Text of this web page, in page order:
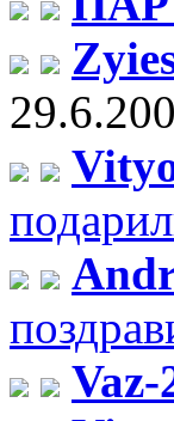
Vaz-